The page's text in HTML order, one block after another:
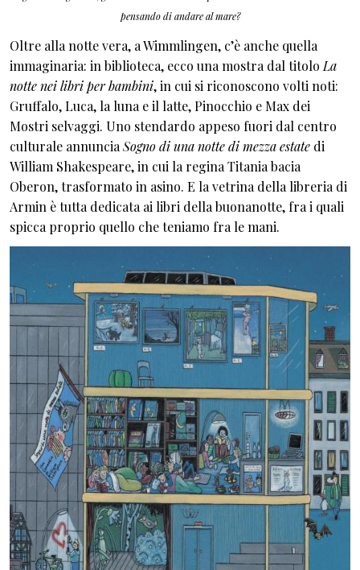
pensando di andare al mare?
Oltre alla notte vera, a Wimmlingen, c’è anche quella
immaginaria: in biblioteca, ecco una mostra dal titolo La
notte nei libri per bambini, in cui si riconoscono volti noti:
Gruffalo, Luca, la luna e il latte, Pinocchio e Max dei
Mostri selvaggi. Uno stendardo appeso fuori dal centro
culturale annuncia Sogno di una notte di mezza estate di
William Shakespeare, in cui la regina Titania bacia
Oberon, trasformato in asino. E la vetrina della libreria di
Armin è tutta dedicata ai libri della buonanotte, fra i quali
spicca proprio quello che teniamo fra le mani.